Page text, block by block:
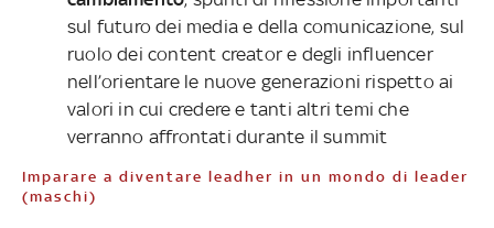
sul futuro dei media e della comunicazione, sul
ruolo dei content creator e degli influencer
nell’orientare le nuove generazioni rispetto ai
valori in cui credere e tanti altri temi che
verranno affrontati durante il summit
Imparare a diventare leadher in un mondo di leader
(maschi)